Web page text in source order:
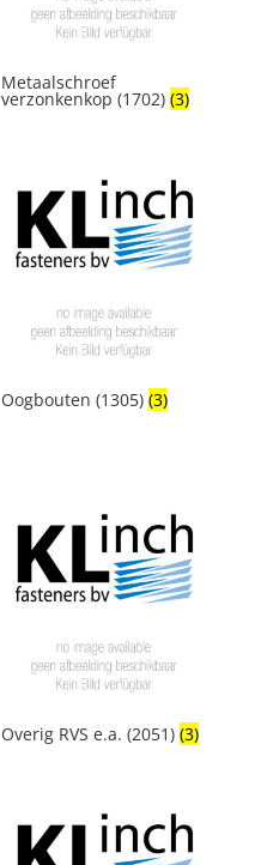
Metaalschroef
verzonkenkop (1702)(3)
Oogbouten (1305)(3)
Overig RVS e.a. (2051)(3)